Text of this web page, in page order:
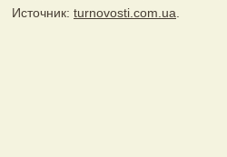
Источник: turnovosti.com.ua